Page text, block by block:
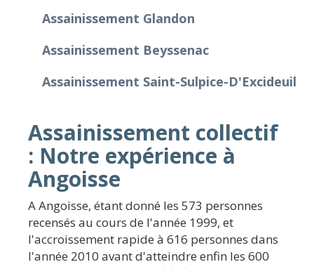
Assainissement Glandon
Assainissement Beyssenac
Assainissement Saint-Sulpice-D'Excideuil
Assainissement collectif
: Notre expérience à
Angoisse
A Angoisse, étant donné les 573 personnes
recensés au cours de l'année 1999, et
l'accroissement rapide à 616 personnes dans
l'année 2010 avant d'atteindre enfin les 600